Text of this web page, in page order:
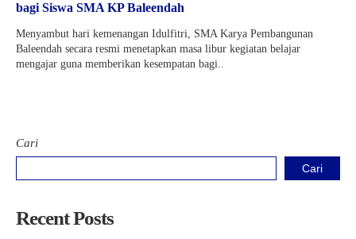
bagi Siswa SMA KP Baleendah
Menyambut hari kemenangan Idulfitri, SMA Karya Pembangunan
Baleendah secara resmi menetapkan masa libur kegiatan belajar
mengajar guna memberikan kesempatan bagi..
Cari
Cari
Recent Posts